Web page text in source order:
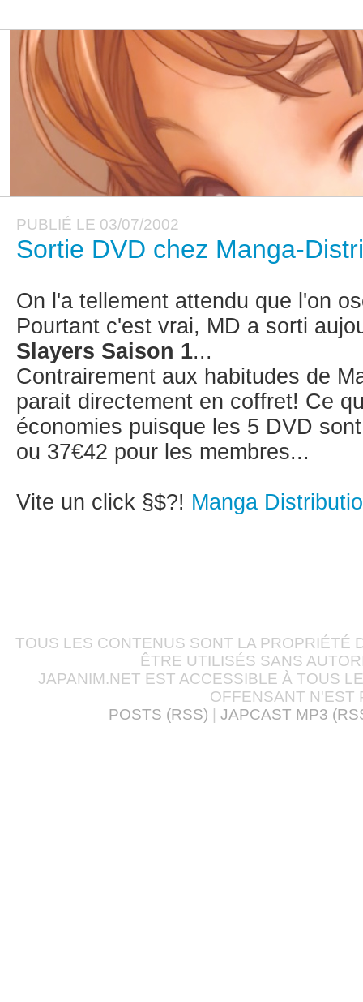
PUBLIÉ LE 03/07/2002
Sortie DVD chez Manga-
On l'a tellement attendu que l'on
Pourtant c'est vrai, MD a sorti
Slayers Saison 1...
Contrairement aux habitudes de
parait directement en coffret! Ce
économies puisque les 5 DVD
ou 37€42 pour les membres...
Vite un click §$?! Manga
TOUS LES CONTENUS SONT LA PROPRIÉTÉ
ÊTRE UTILISÉS SANS
JAPANIM.NET EST ACCESSIBLE À TOUS
OFFENSANT N'EST
POSTS (RSS)
JAPCAST MP3